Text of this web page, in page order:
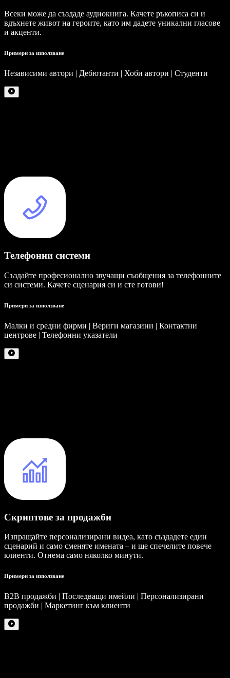
Всеки може да създаде аудиокнига. Качете ръкописа си и
вдъхнете живот на героите, като им дадете уникални гласове
и акценти.
Примери за използване
Независими автори | Дебютанти | Хоби автори | Студенти
Телефонни системи
Създайте професионално звучащи съобщения за телефонните
си системи. Качете сценария си и сте готови!
Примери за използване
Малки и средни фирми | Вериги магазини | Контактни
центрове | Телефонни указатели
Скриптове за продажби
Изпращайте персонализирани видеа, като създадете един
сценарий и само сменяте имената – и ще спечелите повече
клиенти. Отнема само няколко минути.
Примери за използване
B2B продажби | Последващи имейли | Персонализирани
продажби | Маркетинг към клиенти